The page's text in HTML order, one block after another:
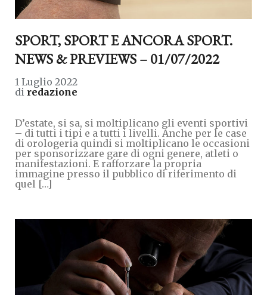
SPORT, SPORT E ANCORA SPORT.
NEWS & PREVIEWS – 01/07/2022
1 Luglio 2022
di redazione
D’estate, si sa, si moltiplicano gli eventi sportivi
– di tutti i tipi e a tutti i livelli. Anche per le case
di orologeria quindi si moltiplicano le occasioni
per sponsorizzare gare di ogni genere, atleti o
manifestazioni. E rafforzare la propria
immagine presso il pubblico di riferimento di
quel […]